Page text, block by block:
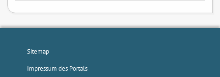
Sitemap
Impressum des Portals